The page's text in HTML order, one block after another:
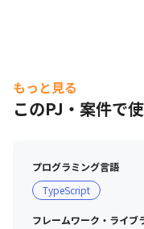
もっと見る
このPJ・案件で
プログラミング言語
TypeScript
フレームワーク・ライブ